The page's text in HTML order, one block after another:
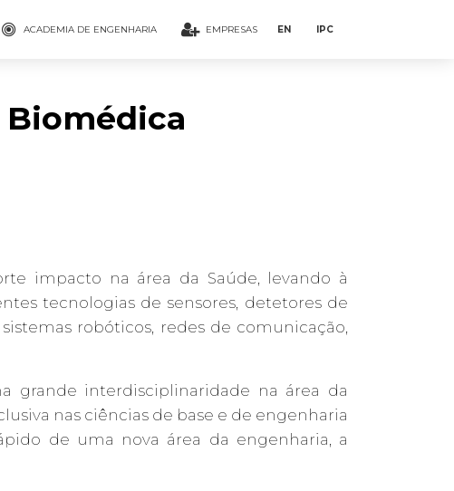
ACADEMIA DE ENGENHARIA EMPRESAS EN IPC
impacto na área da Saúde, levando à
tecnologias de sensores, detetores de
robóticos, redes de comunicação,
grande interdisciplinaridade na área da
nas ciências de base e de engenharia
de uma nova área da engenharia, a